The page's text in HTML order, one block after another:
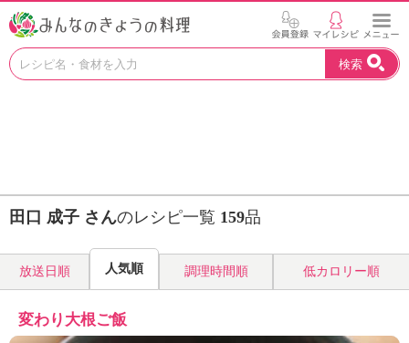
お
見
つ
よ
う
H
検索
田口 成子 さんのレシピ一覧 159品
放送日順 人気順 調理時間順 低カロリー順
変わり大根ご飯